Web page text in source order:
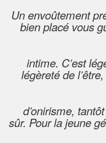
Un envoûtement
bien placé vous
intime. C’est
légèreté de
d’onirisme,
sûr. Pour la jeune